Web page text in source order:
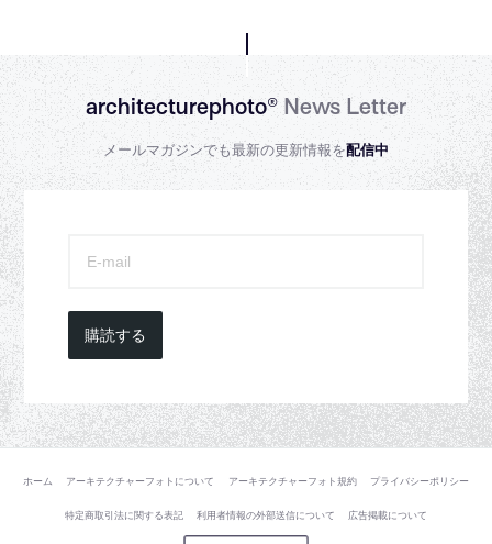
architecturephoto®News Letter
メールマガジンでも最新の更新情報を配信中
購読する
ホーム アーキテクチャーフォトについて アーキテクチャーフォト規約 プライバシーポリシー
特定商取引法に関する表記 利用者情報の外部送信について 広告掲載について